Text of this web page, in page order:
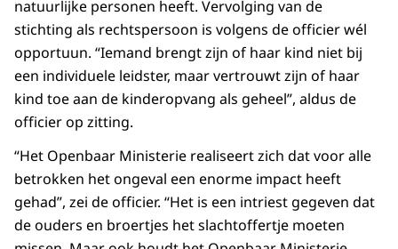
natuurlijke personen heeft. Vervolging van de
stichting als rechtspersoon is volgens de officier wél
opportuun. “Iemand brengt zijn of haar kind niet bij
een individuele leidster, maar vertrouwt zijn of haar
kind toe aan de kinderopvang als geheel”, aldus de
officier op zitting.
“Het Openbaar Ministerie realiseert zich dat voor alle
betrokken het ongeval een enorme impact heeft
gehad”, zei de officier. “Het is een intriest gegeven dat
de ouders en broertjes het slachtoffertje moeten